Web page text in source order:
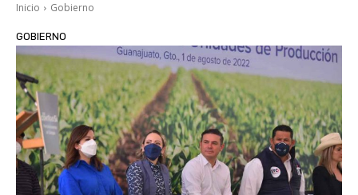
Inicio Gobierno
GOBIERNO